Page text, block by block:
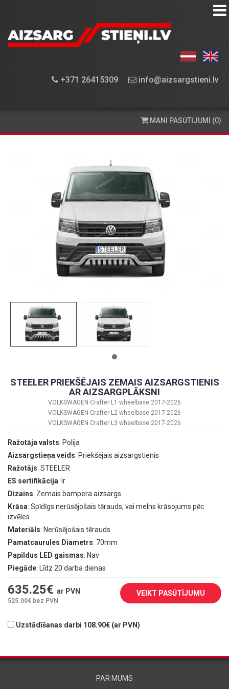
+371 26415309 info@aizsargstieni.lv
AIZSARGSTIEŅU
APRĪKOJUMA
PIEGĀDE
MANI PASŪTĪJUMI (0)
STEELER PRIEKŠĒJAIS ZEMAIS AIZSARGSTIENIS
AR AIZSARGPLĀKSNI
VOLKSWAGEN Crafter L1 wheelbase 2017-2026
VOLKSWAGEN Crafter L2 wheelbase 2017-2026
VOLKSWAGEN Crafter L3 wheelbase 2017-2026
Ražotāja valsts: Polija
Aizsargstieņa veids: Priekšējais aizsargstienis
Ražotājs: STEELER
ES sertifikācija: Ir
Dizains: Zemais bampera aizsargs
Krāsa: Spīdīgs nerūsējošais tērauds, vai melns krāsojums pēc
izvēles
Materiāls: Nerūsējošais tērauds
Pamatcaurules Diametrs: 70mm
Papildus LED gaismas: Nav
Piegāde: Līdz 20 darba dienas
635.25€ ar PVN
525.00€ bez PVN
VEIKT PASŪTĪJUMU
Uzstādīšanas darbi 108.90€ (ar PVN)
PAR MUMS